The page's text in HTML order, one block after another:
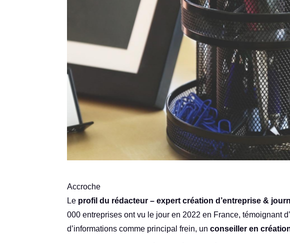
Accroche
Le profil du rédacteur – expert création d’entreprise &
000 entreprises ont vu le jour en 2022 en France, témoignant
d’informations comme principal frein, unconseiller en